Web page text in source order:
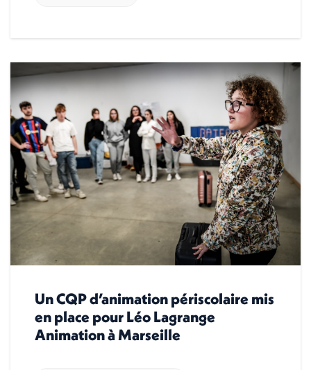
Un CQP d’animation périscolaire mis
en place pour Léo Lagrange
Animation à Marseille